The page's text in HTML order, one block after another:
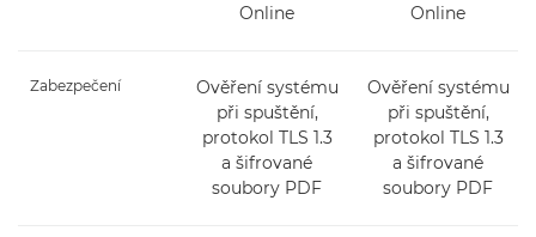
Online
Online
Zabezpečení
Ověření systému
při spuštění,
protokol TLS 1.3
a šifrované
soubory PDF
Ověření systému
při spuštění,
protokol TLS 1.3
a šifrované
soubory PDF